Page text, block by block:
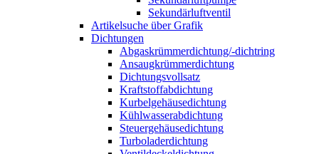
Sekundärluftventil
Artikelsuche über Grafik
Dichtungen
Abgaskrümmerdichtung/-dichtring
Ansaugkrümmerdichtung
Dichtungsvollsatz
Kraftstoffabdichtung
Kurbelgehäusedichtung
Kühlwasserabdichtung
Steuergehäusedichtung
Turboladerdichtung